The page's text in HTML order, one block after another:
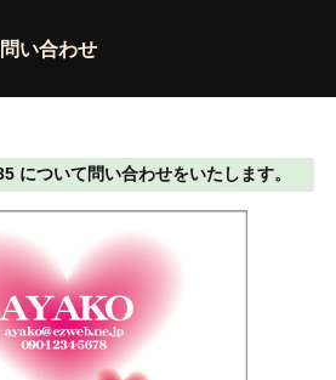
い合わせ
について問い合わせをいたします。